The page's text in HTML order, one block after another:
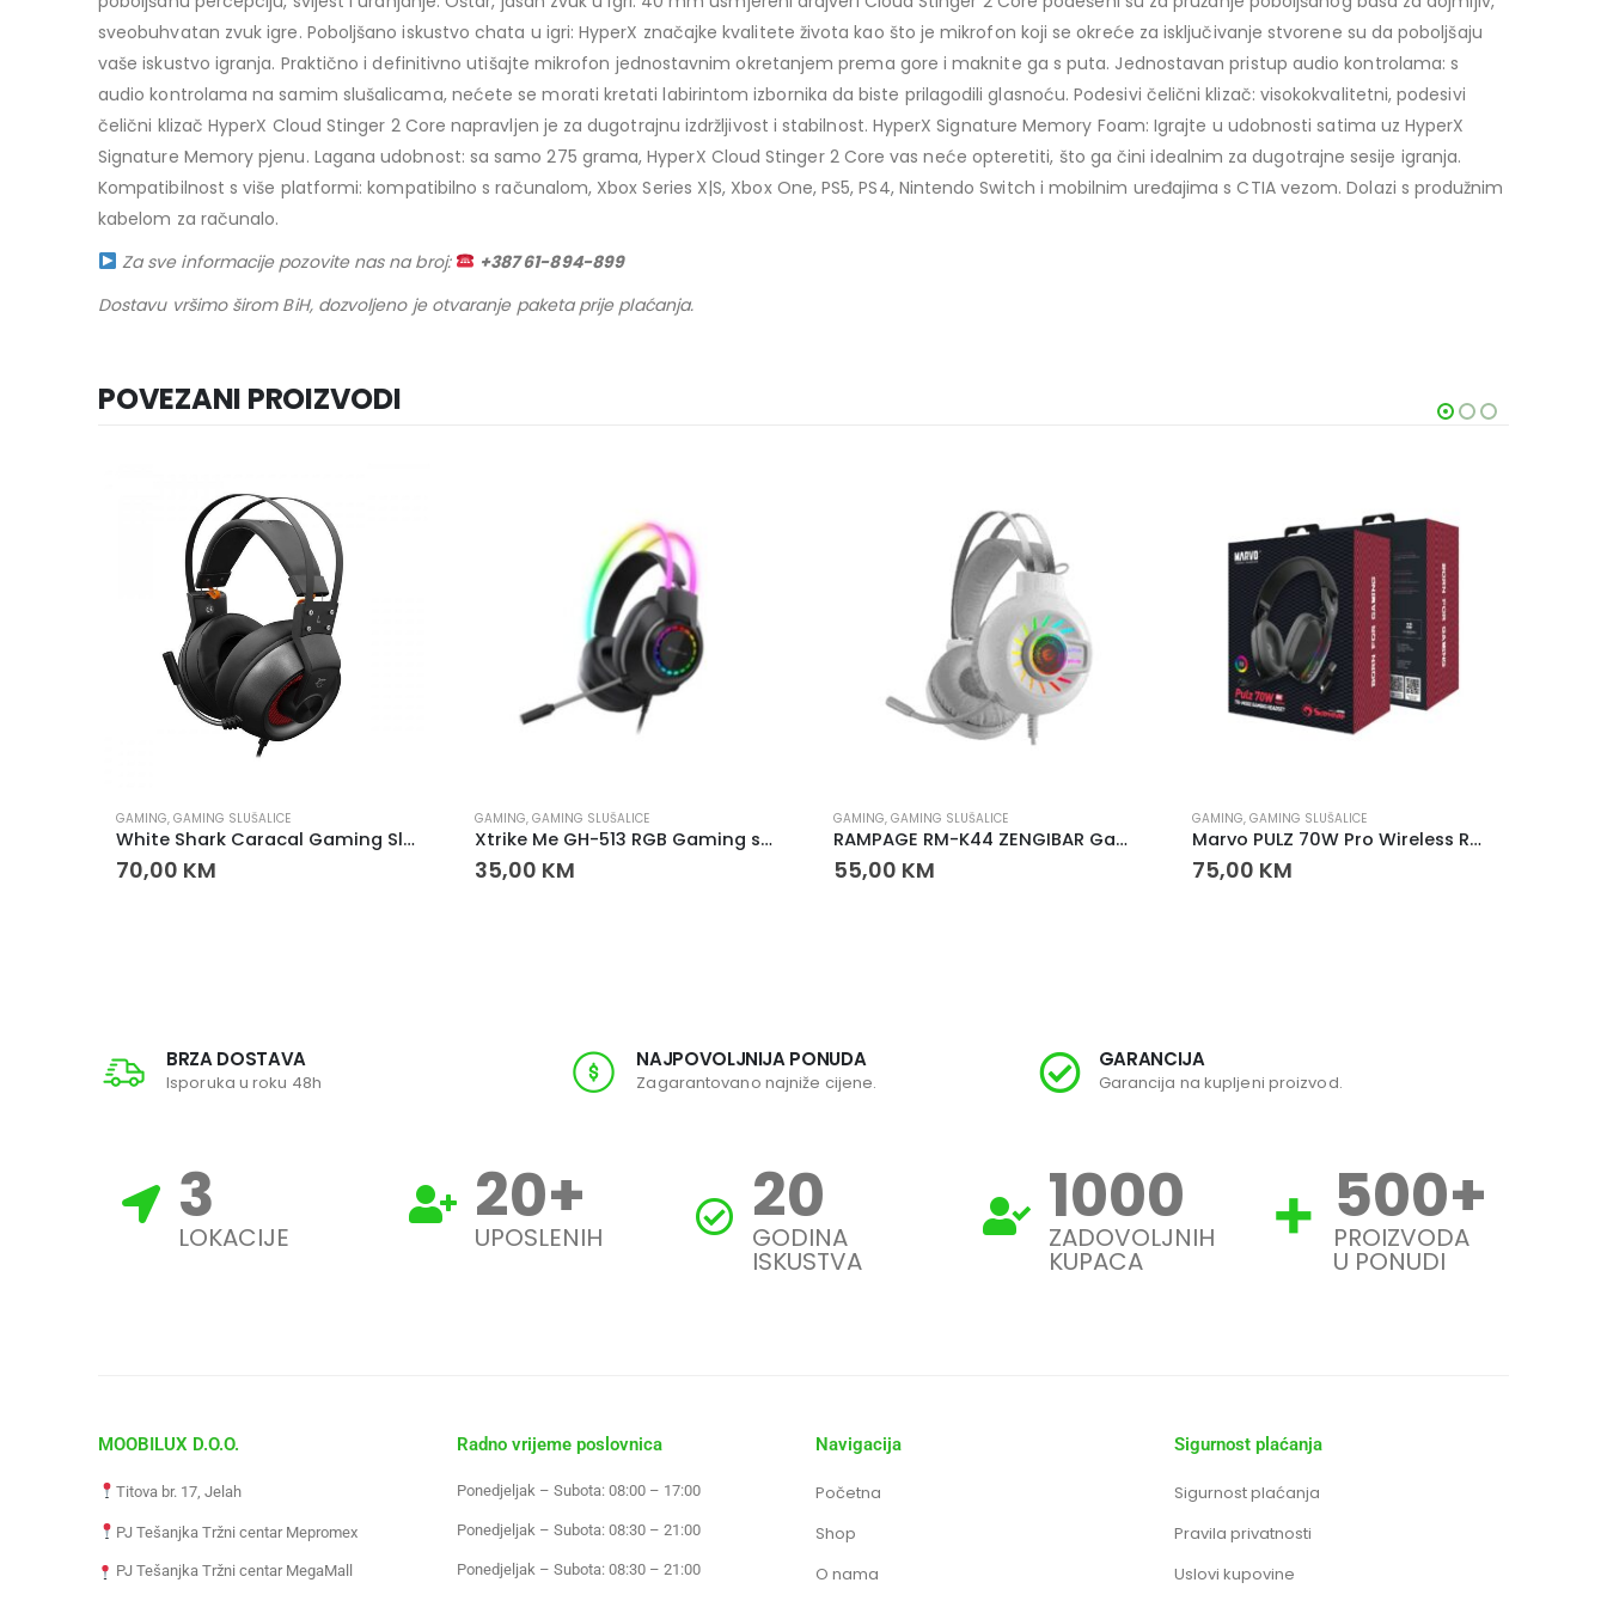
sveobuhvatan zvuk igre. Poboljšano iskustvo chata u igri: HyperX značajke kvalitete života kao što je mikrofon koji se okreće za isključivanje stvorene su da poboljšaju
vaše iskustvo igranja. Praktično i definitivno utišajte mikrofon jednostavnim okretanjem prema gore i maknite ga s puta. Jednostavan pristup audio kontrolama: s
audio kontrolama na samim slušalicama, nećete se morati kretati labirintom izbornika da biste prilagodili glasnoću. Podesivi čelični klizač: visokokvalitetni, podesivi
čelični klizač HyperX Cloud Stinger 2 Core napravljen je za dugotrajnu izdržljivost i stabilnost. HyperX Signature Memory Foam: Igrajte u udobnosti satima uz HyperX
Signature Memory pjenu. Lagana udobnost: sa samo 275 grama, HyperX Cloud Stinger 2 Core vas neće opteretiti, što ga čini idealnim za dugotrajne sesije igranja.
Kompatibilnost s više platformi: kompatibilno s računalom, Xbox Series X|S, Xbox One, PS5, PS4, Nintendo Switch i mobilnim uređajima s CTIA vezom. Dolazi s produžnim
kabelom za računalo.
Za sve informacije pozovite nas na broj:
+387 61-894-899
Dostavu vršimo širom BiH, dozvoljeno je otvaranje paketa prije plaćanja.
POVEZANI PROIZVODI
GAMING, GAMING SLUŠALICE
White Shark Caracal Gaming Slušalice sa Mikrofonom
70,00 KM
GAMING, GAMING SLUŠALICE
Xtrike Me GH-513 RGB Gaming slušalice
35,00 KM
GAMING, GAMING SLUŠALICE
RAMPAGE RM-K44 ZENGIBAR Gaming Slušalice sa Mikrofonom – 7.1 Surround, RGB, USB
55,00 KM
GAMING, GAMING SLUŠALICE
Marvo PULZ 70W Pro Wireless RGB Gaming slušalice
75,00 KM
BRZA DOSTAVA
Isporuka u roku 48h
NAJPOVOLJNIJA PONUDA
Zagarantovano najniže cijene.
GARANCIJA
Garancija na kupljeni proizvod.
3
LOKACIJE 20+
UPOSLENIH 20
GODINA
ISKUSTVA
1000
ZADOVOLJNIH
KUPACA
500+
PROIZVODA
U PONUDI
MOOBILUX D.O.O.
Titova br. 17, Jelah
PJ Tešanjka Tržni centar Mepromex
PJ Tešanjka Tržni centar MegaMall
Radno vrijeme poslovnica
Ponedjeljak – Subota: 08:00 – 17:00
Ponedjeljak – Subota: 08:30 – 21:00
Ponedjeljak – Subota: 08:30 – 21:00
Navigacija
Početna
Shop
O nama
Sigurnost plaćanja
Sigurnost plaćanja
Pravila privatnosti
Uslovi kupovine